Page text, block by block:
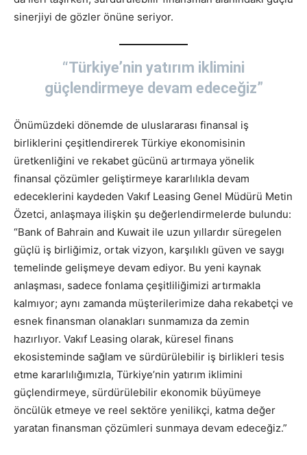
sinerjiyi de gözler önüne seriyor.
“Türkiye’nin yatırım iklimini
güçlendirmeye devam edeceğiz”
Önümüzdeki dönemde de uluslararası finansal iş
birliklerini çeşitlendirerek Türkiye ekonomisinin
üretkenliğini ve rekabet gücünü artırmaya yönelik
finansal çözümler geliştirmeye kararlılıkla devam
edeceklerini kaydeden Vakıf Leasing Genel Müdürü Metin
Özetci, anlaşmaya ilişkin şu değerlendirmelerde bulundu:
“Bank of Bahrain and Kuwait ile uzun yıllardır süregelen
güçlü iş birliğimiz, ortak vizyon, karşılıklı güven ve saygı
temelinde gelişmeye devam ediyor. Bu yeni kaynak
anlaşması, sadece fonlama çeşitliliğimizi artırmakla
kalmıyor; aynı zamanda müşterilerimize daha rekabetçi ve
esnek finansman olanakları sunmamıza da zemin
hazırlıyor. Vakıf Leasing olarak, küresel finans
ekosisteminde sağlam ve sürdürülebilir iş birlikleri tesis
etme kararlılığımızla, Türkiye’nin yatırım iklimini
güçlendirmeye, sürdürülebilir ekonomik büyümeye
öncülük etmeye ve reel sektöre yenilikçi, katma değer
yaratan finansman çözümleri sunmaya devam edeceğiz.”